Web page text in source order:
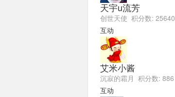
天宇u流芳
创世天使 积分数: 25640
互动
艾米小酱
沉寂的霜月 积分数: 886
互动